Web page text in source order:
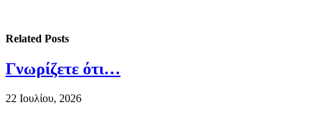
Related Posts
Γνωρίζετε ότι…
22 Ιουλίου, 2026